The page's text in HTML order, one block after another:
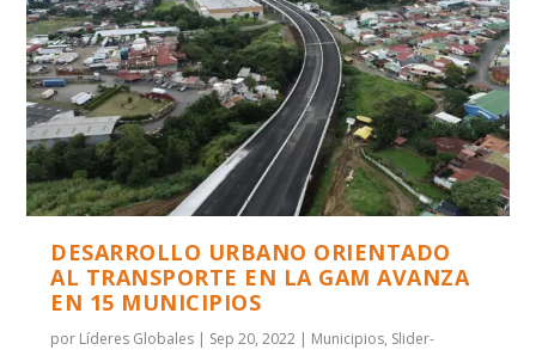
DESARROLLO URBANO ORIENTADO
AL TRANSPORTE EN LA GAM AVANZA
EN 15 MUNICIPIOS
por Líderes Globales | Sep 20, 2022 | Municipios, Slider-